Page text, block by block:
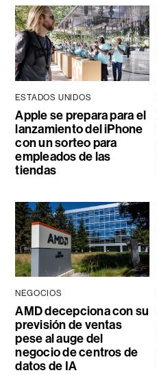
ESTADOS UNIDOS
Apple se prepara para el
lanzamiento del iPhone
con un sorteo para
empleados de las
tiendas
NEGOCIOS
AMD decepciona con su
previsión de ventas
pese al auge del
negocio de centros de
datos de IA